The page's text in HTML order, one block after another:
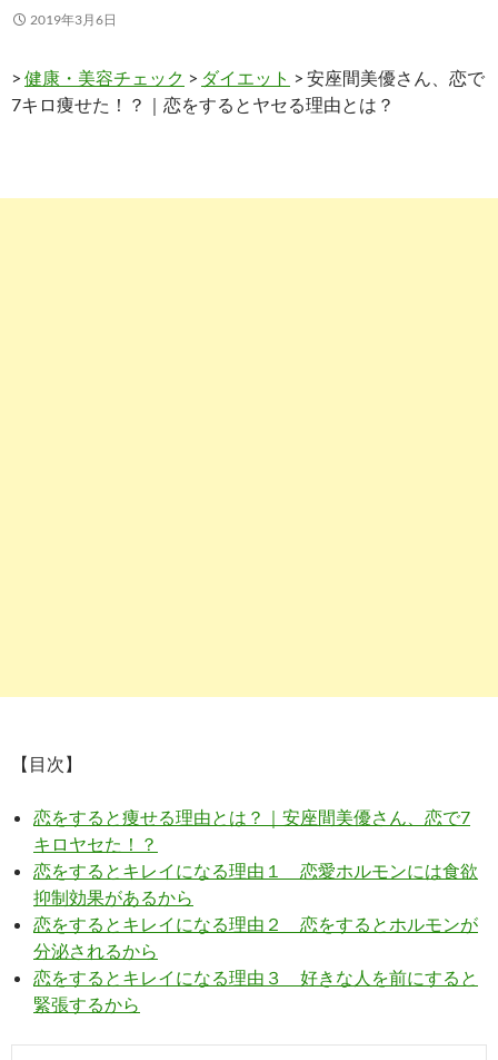
2019年3月6日
> 健康・美容チェック > ダイエット > 安座間美優さん、恋で
7キロ痩せた！？｜恋をするとヤセる理由とは？
【目次】
恋をすると痩せる理由とは？｜安座間美優さん、恋で7
キロヤセた！？
恋をするとキレイになる理由１ 恋愛ホルモンには食欲
抑制効果があるから
恋をするとキレイになる理由２ 恋をするとホルモンが
分泌されるから
恋をするとキレイになる理由３ 好きな人を前にすると
緊張するから